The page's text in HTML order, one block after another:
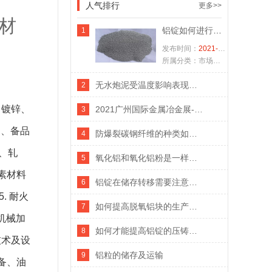
锌、
备品
轧
材料
耐火
械加
及设
、油
人气排行 更多>>
1
发布时间： 2021-07-22
所属分类：市场分析
2
3
4
5
6
7
8
9 铝粒的储存及运输